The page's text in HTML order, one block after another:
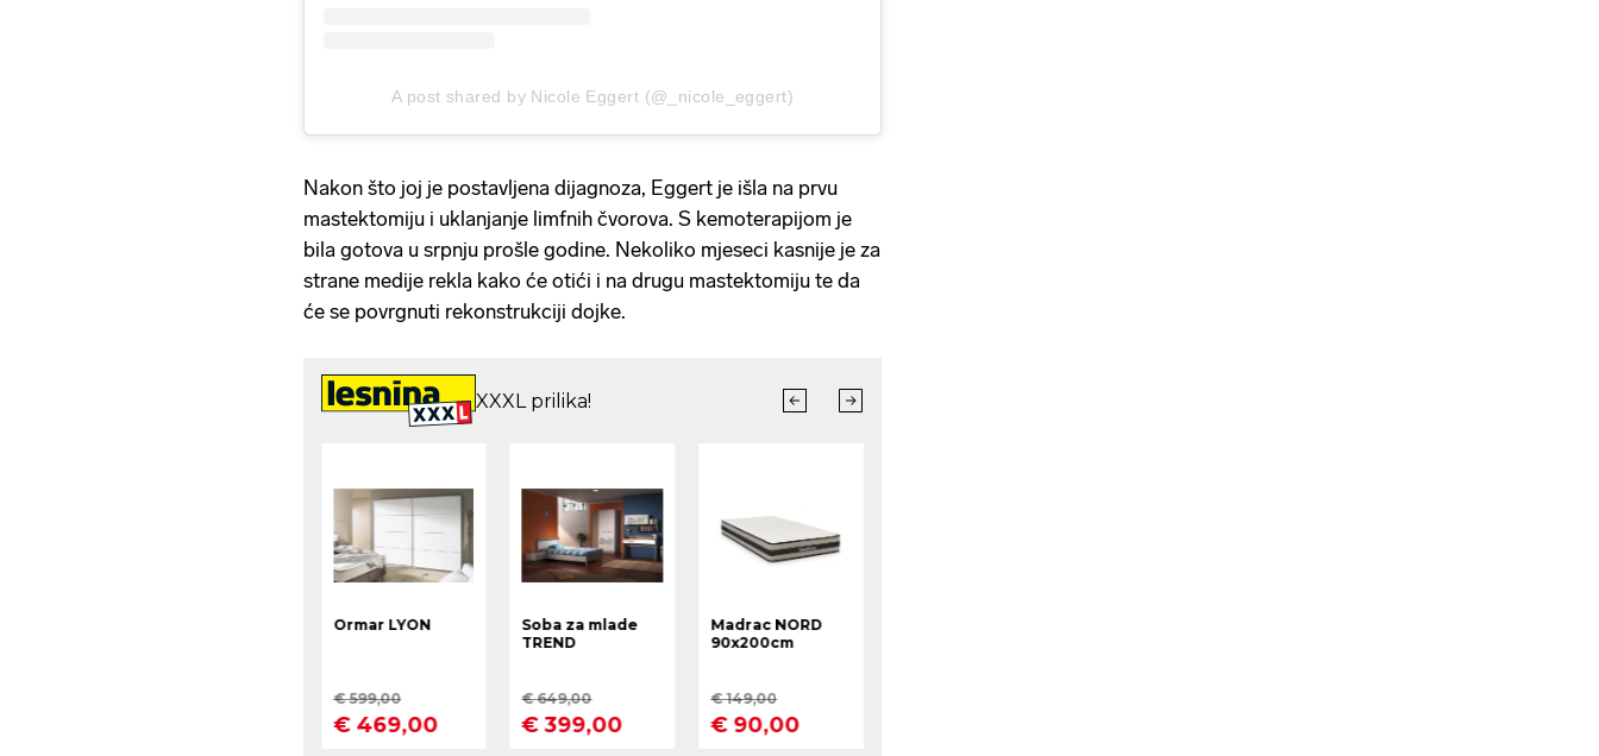
A post shared by Nicole Eggert (@_nicole_eggert)
Nakon što joj je postavljena dijagnoza, Eggert je išla na prvu
mastektomiju i uklanjanje limfnih čvorova. S kemoterapijom je
bila gotova u srpnju prošle godine. Nekoliko mjeseci kasnije je za
strane medije rekla kako će otići i na drugu mastektomiju te da
će se povrgnuti rekonstrukciji dojke.